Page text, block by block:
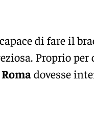
di fare il
Proprio
Romadovesse